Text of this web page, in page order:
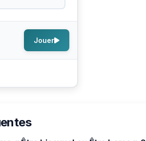
Jouer